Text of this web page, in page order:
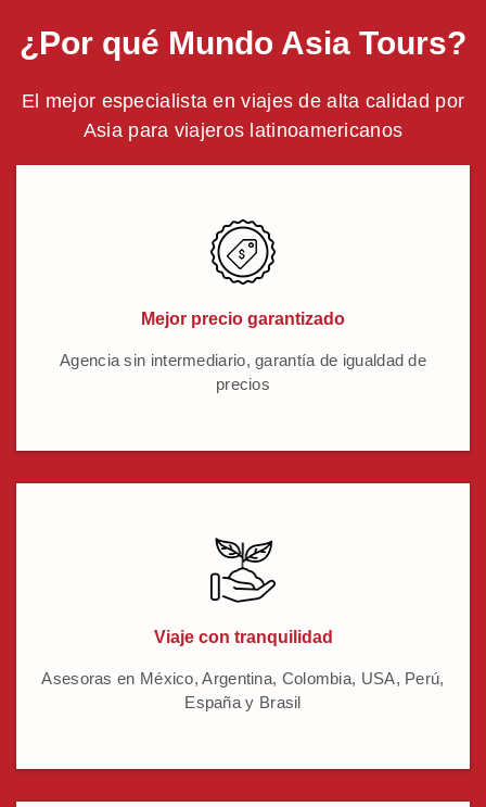
¿Por qué Mundo Asia Tours?
El mejor especialista en viajes de alta calidad por
Asia para viajeros latinoamericanos
Mejor precio garantizado
Agencia sin intermediario, garantía de igualdad de
precios
Viaje con tranquilidad
Asesoras en México, Argentina, Colombia, USA, Perú,
España y Brasil